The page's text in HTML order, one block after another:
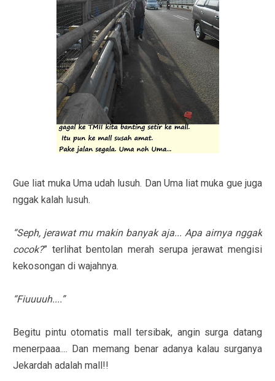
Gue liat muka Uma udah lusuh. Dan Uma liat muka gue juga
nggak kalah lusuh.
“Seph, jerawat mu makin banyak aja... Apa airnya nggak
cocok?” terlihat bentolan merah serupa jerawat mengisi
kekosongan di wajahnya.
“Fiuuuuh....”
Begitu pintu otomatis mall tersibak, angin surga datang
menerpaaa.... Dan memang benar adanya kalau surganya
Jekardah adalah mall!!